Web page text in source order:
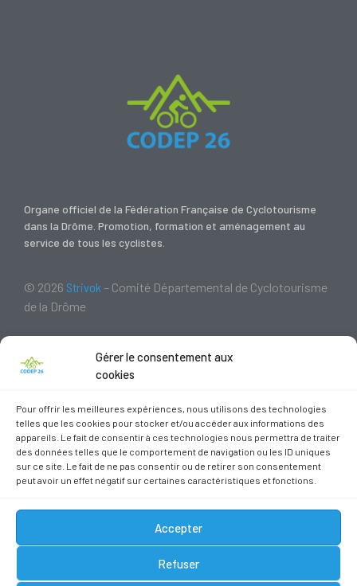
Gérer le consentement aux
cookies
Pour offrir les meilleures expériences, nous utilisons des technologies
telles que les cookies pour stocker et/ou accéder aux informations des
appareils. Le fait de consentir à ces technologies nous permettra de traiter
des données telles que le comportement de navigation ou les ID uniques
sur ce site. Le fait de ne pas consentir ou de retirer son consentement
peut avoir un effet négatif sur certaines caractéristiques et fonctions.
Accepter
Refuser
Organe officiel de la Fédération Française de Cyclotourisme
dans la Drôme. Promotion, formation et aménagement au
service de tous les cyclistes.
© 2026 Strivok – Comité Départemental de Cyclotourisme
de la Drôme
Navigation
Nos Parcours VTT
Agenda
Nos Formations
Infos Pratiques
Mentions Légales
Politique de confidentialité